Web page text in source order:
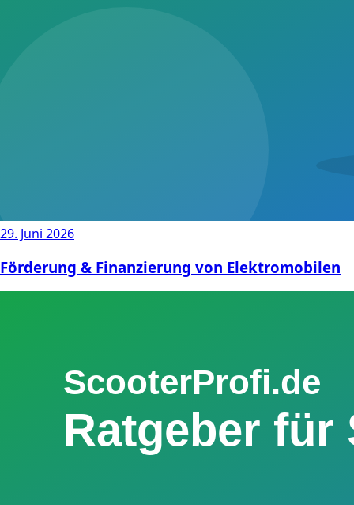
29. Juni 2026
Förderung & Finanzierung von Elektromobilen